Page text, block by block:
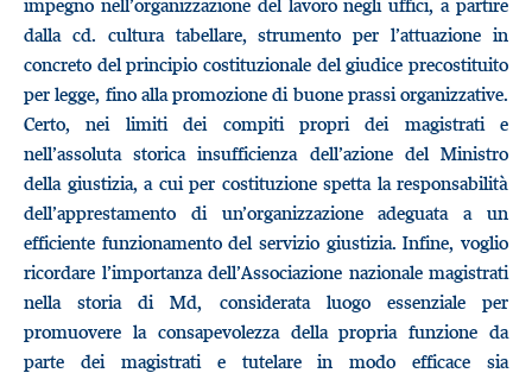
impegno nell’organizzazione del lavoro negli uffici, a partire
dalla cd. cultura tabellare, strumento per l’attuazione in
concreto del principio costituzionale del giudice precostituito
per legge, fino alla promozione di buone prassi organizzative.
Certo, nei limiti dei compiti propri dei magistrati e
nell’assoluta storica insufficienza dell’azione del Ministro
della giustizia, a cui per costituzione spetta la responsabilità
dell’apprestamento di un’organizzazione adeguata a un
efficiente funzionamento del servizio giustizia. Infine, voglio
ricordare l’importanza dell’Associazione nazionale magistrati
nella storia di Md, considerata luogo essenziale per
promuovere la consapevolezza della propria funzione da
parte dei magistrati e tutelare in modo efficace sia